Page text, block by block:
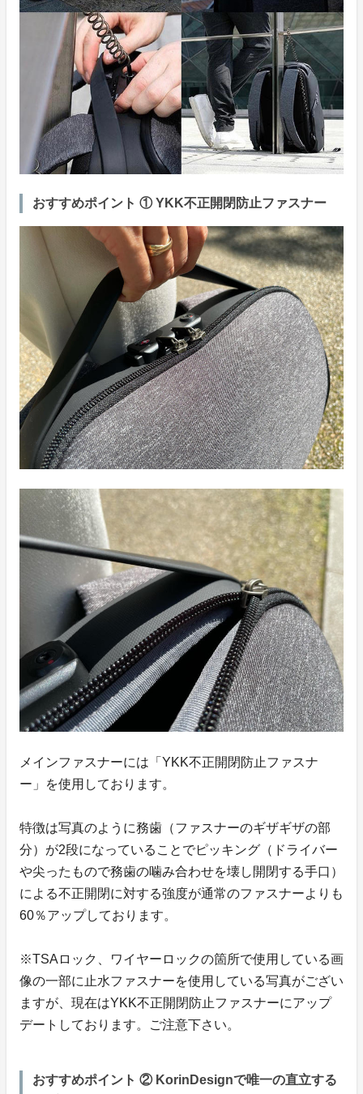
おすすめポイント ① YKK不正開閉防止ファスナー
メインファスナーには「YKK不正開閉防止ファスナ
ー」を使用しております。
特徴は写真のように務歯（ファスナーのギザギザの部
分）が2段になっていることでピッキング（ドライバー
や尖ったもので務歯の噛み合わせを壊し開閉する手口）
による不正開閉に対する強度が通常のファスナーよりも
60％アップしております。
※TSAロック、ワイヤーロックの箇所で使用している画
像の一部に止水ファスナーを使用している写真がござい
ますが、現在はYKK不正開閉防止ファスナーにアップ
デートしております。ご注意下さい。
おすすめポイント ② KorinDesignで唯一の直立する